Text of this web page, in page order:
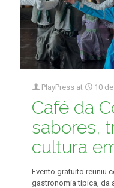
PlayPress at 10
Café da
sabores,
cultura
Evento gratuito reuniu
gastronomia típica, da